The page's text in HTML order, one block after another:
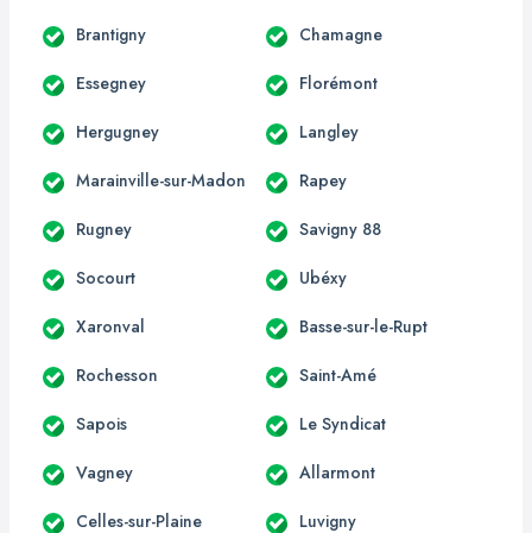
Brantigny Chamagne
Essegney Florémont
Hergugney Langley
Marainville-sur-Madon Rapey
Rugney Savigny 88
Socourt Ubéxy
Xaronval Basse-sur-le-Rupt
Rochesson Saint-Amé
Sapois Le Syndicat
Vagney Allarmont
Celles-sur-Plaine Luvigny